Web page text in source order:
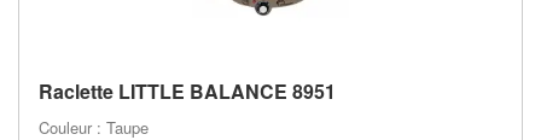
Raclette LITTLE BALANCE 8951
Couleur : Taupe